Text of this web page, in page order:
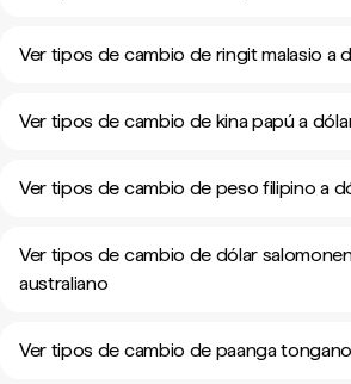
Ver tipos de cambio de ringit malasio a
Ver tipos de cambio de kina papú a
Ver tipos de cambio de peso filipino a
Ver tipos de cambio de dólar
australiano
Ver tipos de cambio de paanga